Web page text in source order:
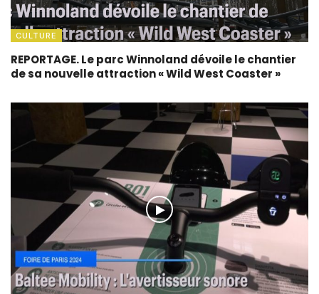
CULTURE
REPORTAGE. Le parc Winnoland dévoile le chantier
de sa nouvelle attraction « Wild West Coaster »